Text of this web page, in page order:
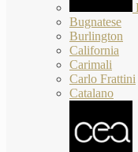
Bugnatese
Burlington
California
Carimali
Carlo Frattini
Catalano